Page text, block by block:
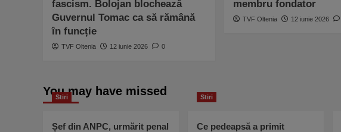
fascism. Bolojan blochează
Guvernul Tomac ca să rămână
în funcție
TVF Oltenia 12 iunie 2026 0
membru fondator
TVF Oltenia 12 iunie 2026
You may have missed
Stiri
Șef din ANPC, urmărit penal
Stiri
Ce pedeapsă a primit